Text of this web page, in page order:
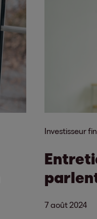
Investisseur
7 août 2024